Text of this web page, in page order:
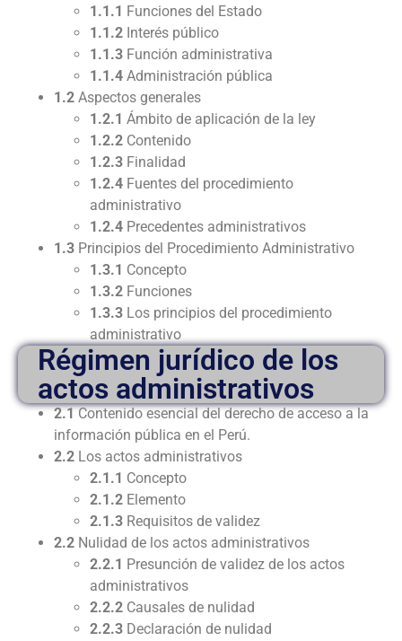
1.1.1 Funciones del Estado
1.1.2 Interés público
1.1.3 Función administrativa
1.1.4 Administración pública
1.2 Aspectos generales
1.2.1 Ámbito de aplicación de la ley
1.2.2 Contenido
1.2.3 Finalidad
1.2.4 Fuentes del procedimiento
administrativo
1.2.4 Precedentes administrativos
1.3 Principios del Procedimiento Administrativo
1.3.1 Concepto
1.3.2 Funciones
1.3.3 Los principios del procedimiento
administrativo
Régimen jurídico de los
actos administrativos
2.1Contenido esencial del derecho de acceso a la
información pública en el Perú.
2.2 Los actos administrativos
2.1.1 Concepto
2.1.2 Elemento
2.1.3 Requisitos de validez
2.2 Nulidad de los actos administrativos
2.2.1 Presunción de validez de los actos
administrativos
2.2.2 Causales de nulidad
2.2.3 Declaración de nulidad